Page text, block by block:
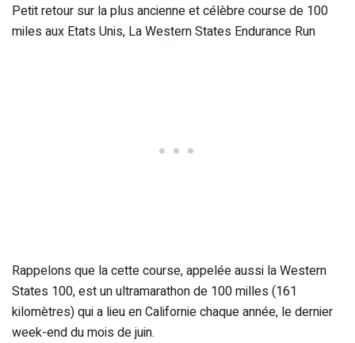
Petit retour sur la plus ancienne et célèbre course de 100
miles aux Etats Unis, La Western States Endurance Run
Rappelons que la cette course, appelée aussi la Western
States 100, est un ultramarathon de 100 milles (161
kilomètres) qui a lieu en Californie chaque année, le dernier
week-end du mois de juin.